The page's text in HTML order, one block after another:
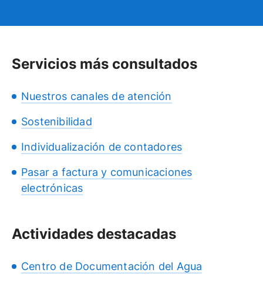
Servicios más consultados
Nuestros canales de atención
Sostenibilidad
Individualización de contadores
Pasar a factura y comunicaciones
electrónicas
Actividades destacadas
Centro de Documentación del Agua